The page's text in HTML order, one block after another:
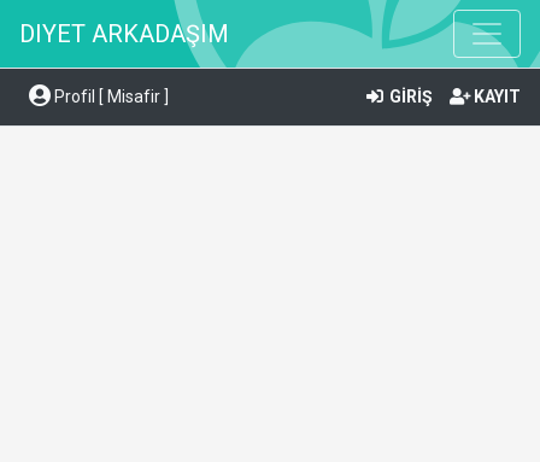
DIYET ARKADAŞIM
Profil [ Misafir ] GİRİŞ KAYIT